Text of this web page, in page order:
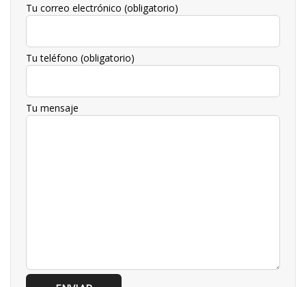
Tu correo electrónico (obligatorio)
Tu teléfono (obligatorio)
Tu mensaje